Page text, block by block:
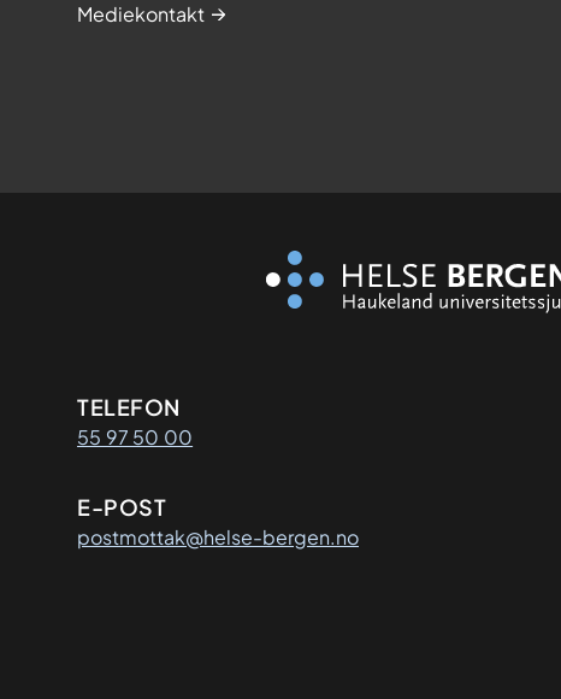
Mediekontakt
Kontaktinformasjon
TELEFON
55 97 50 00
E-POST
postmottak@helse-bergen.no